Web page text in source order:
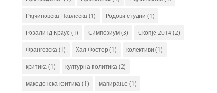
Рајчиновска-Павлеска(1) Родови студии (1)
Розалинд Краус(1) Симпозиум(3) Скопје 2014(2)
Франговска(1) Хал Фостер (1) колективи (1)
критика(1) културна политика(2)
македонска критика(1) мапирање (1)